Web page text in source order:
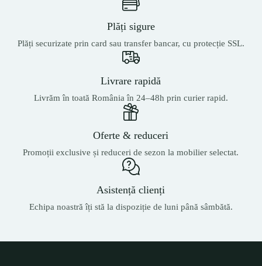
Plăți sigure
Plăți securizate prin card sau transfer bancar, cu protecție SSL.
Livrare rapidă
Livrăm în toată România în 24–48h prin curier rapid.
Oferte & reduceri
Promoții exclusive și reduceri de sezon la mobilier selectat.
Asistență clienți
Echipa noastră îți stă la dispoziție de luni până sâmbătă.